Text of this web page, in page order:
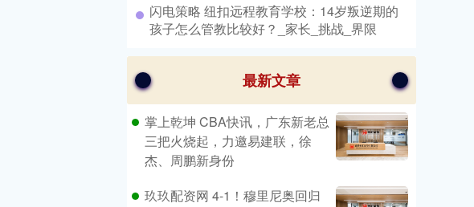
​闪电策略 纽扣远程教育学校：14岁叛逆期的
孩子怎么管教比较好？_家长_挑战_界限
最新文章
掌上乾坤 CBA快讯，广东新老总
三把火烧起，力邀易建联，徐
杰、周鹏新身份
玖玖配资网 4-1！穆里尼奥回归